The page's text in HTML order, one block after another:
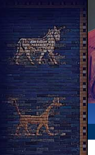
وقفة تذكارية لقناة عشتار في